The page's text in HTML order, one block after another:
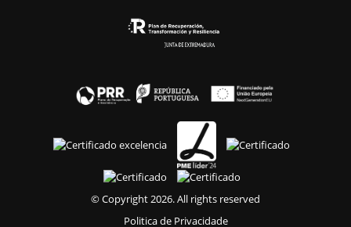
© Copyright 2026. All rights reserved
Politica de Privacidade